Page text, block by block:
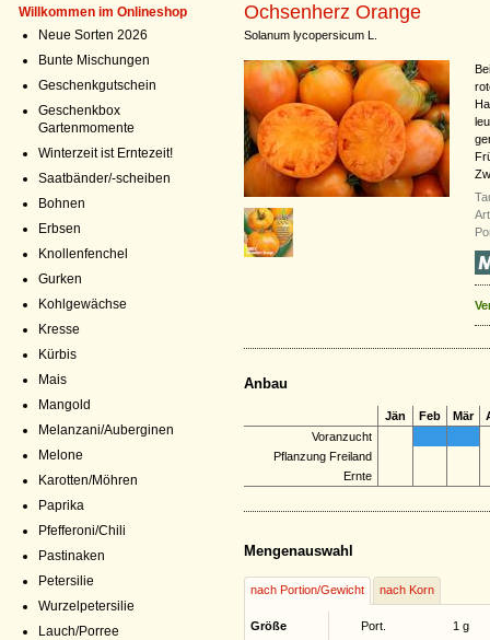
Willkommen im Onlineshop
Neue Sorten 2026
Bunte Mischungen
Geschenkgutschein
Geschenkbox
Gartenmomente
Winterzeit ist Erntezeit!
Saatbänder/-scheiben
Bohnen
Erbsen
Knollenfenchel
Gurken
Kohlgewächse
Kresse
Kürbis
Mais
Mangold
Melanzani/Auberginen
Melone
Karotten/Möhren
Paprika
Pfefferoni/Chili
Pastinaken
Petersilie
Wurzelpetersilie
Lauch/Porree
Ochsenherz Orange
Solanum lycopersicum L.
Anbau
Jän Feb Mär
Voranzucht
Pflanzung Freiland
Ernte
Mengenauswahl
nach Portion/Gewicht nach Korn
Größe Port. 1 g